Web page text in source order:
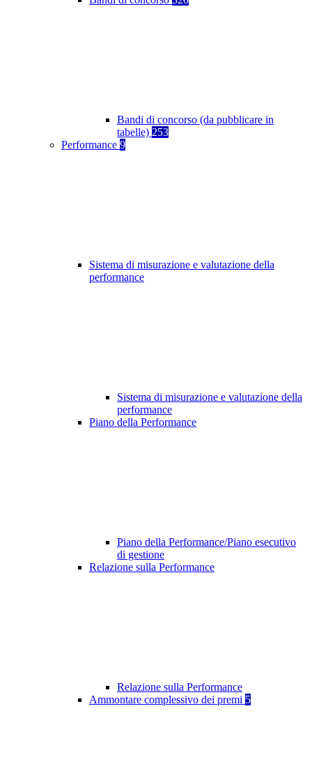
Bandi di concorso (da pubblicare in
tabelle) 253
Performance 9
Sistema di misurazione e valutazione della
performance
Sistema di misurazione e valutazione della
performance
Piano della Performance
Piano della Performance/Piano esecutivo
di gestione
Relazione sulla Performance
Relazione sulla Performance
Ammontare complessivo dei premi 5